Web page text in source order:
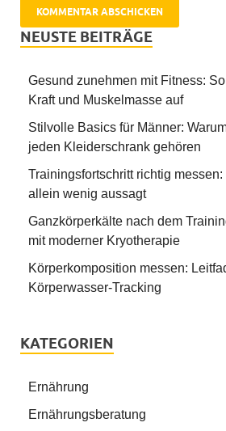
NEUSTE BEITRÄGE
Gesund zunehmen mit Fitness:
Kraft und Muskelmasse auf
Stilvolle Basics für Männer:
jeden Kleiderschrank gehören
Trainingsfortschritt richtig
allein wenig aussagt
Ganzkörperkälte nach dem
mit moderner Kryotherapie
Körperkomposition messen:
Körperwasser-Tracking
KATEGORIEN
Ernährung
Ernährungsberatung